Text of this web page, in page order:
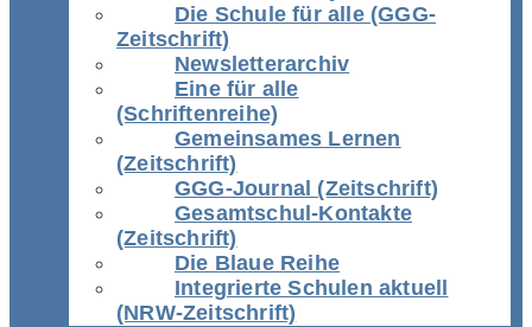
Die Schule für alle (GGG-
Zeitschrift)
Newsletterarchiv
Eine für alle
(Schriftenreihe)
Gemeinsames Lernen
(Zeitschrift)
GGG-Journal (Zeitschrift)
Gesamtschul-Kontakte
(Zeitschrift)
Die Blaue Reihe
Integrierte Schulen aktuell
(NRW-Zeitschrift)